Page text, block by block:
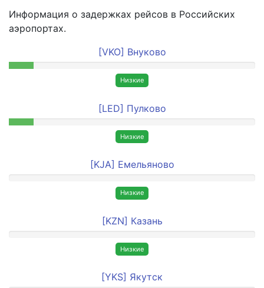
Информация о задержках рейсов в Российских
аэропортах.
[VKO] Внуково
Низкие
[LED] Пулково
Низкие
[KJA] Емельяново
Низкие
[KZN] Казань
Низкие
[YKS] Якутск